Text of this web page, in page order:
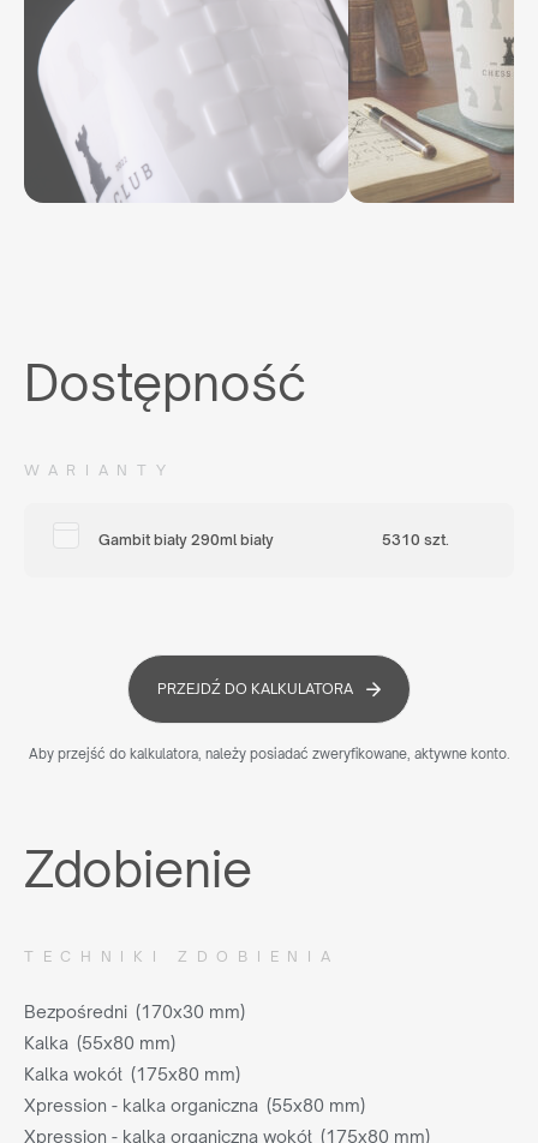
Dostępność
WARIANTY
Gambit biały 290ml biały 5310 szt.
PRZEJDŹ DO KALKULATORA
Aby przejść do kalkulatora, należy posiadać zweryfikowane, aktywne konto.
Zdobienie
TECHNIKI ZDOBIENIA
Bezpośredni (170x30 mm)
Kalka (55x80 mm)
Kalka wokół (175x80 mm)
Xpression - kalka organiczna (55x80 mm)
Xpression - kalka organiczna wokół (175x80 mm)